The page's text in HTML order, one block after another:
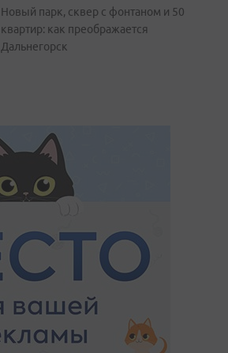
Новый парк, сквер с фонтаном и 50
квартир: как преображается
Дальнегорск